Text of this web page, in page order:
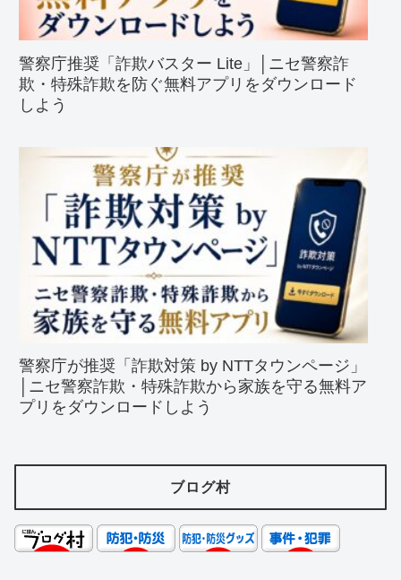
警察庁推奨「詐欺バスター Lite」│ニセ警察詐
欺・特殊詐欺を防ぐ無料アプリをダウンロード
しよう
警察庁が推奨「詐欺対策 by NTTタウンページ」
│ニセ警察詐欺・特殊詐欺から家族を守る無料ア
プリをダウンロードしよう
ブログ村